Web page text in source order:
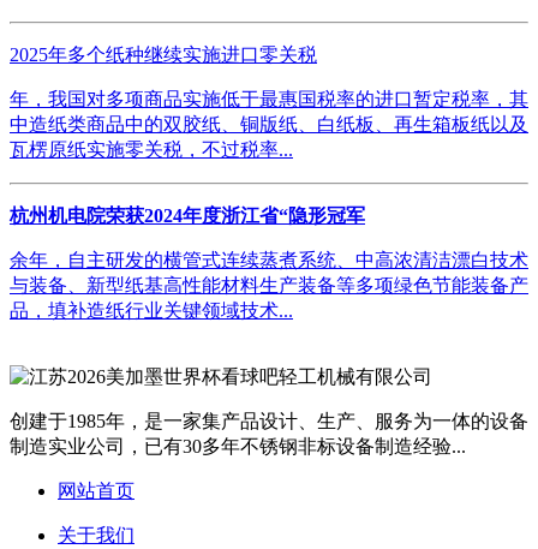
2025年多个纸种继续实施进口零关税
年，我国对多项商品实施低于最惠国税率的进口暂定税率，其
中造纸类商品中的双胶纸、铜版纸、白纸板、再生箱板纸以及
瓦楞原纸实施零关税，不过税率...
杭州机电院荣获2024年度浙江省“隐形冠军
余年，自主研发的横管式连续蒸煮系统、中高浓清洁漂白技术
与装备、新型纸基高性能材料生产装备等多项绿色节能装备产
品，填补造纸行业关键领域技术...
创建于1985年，是一家集产品设计、生产、服务为一体的设备
制造实业公司，已有30多年不锈钢非标设备制造经验...
网站首页
关于我们